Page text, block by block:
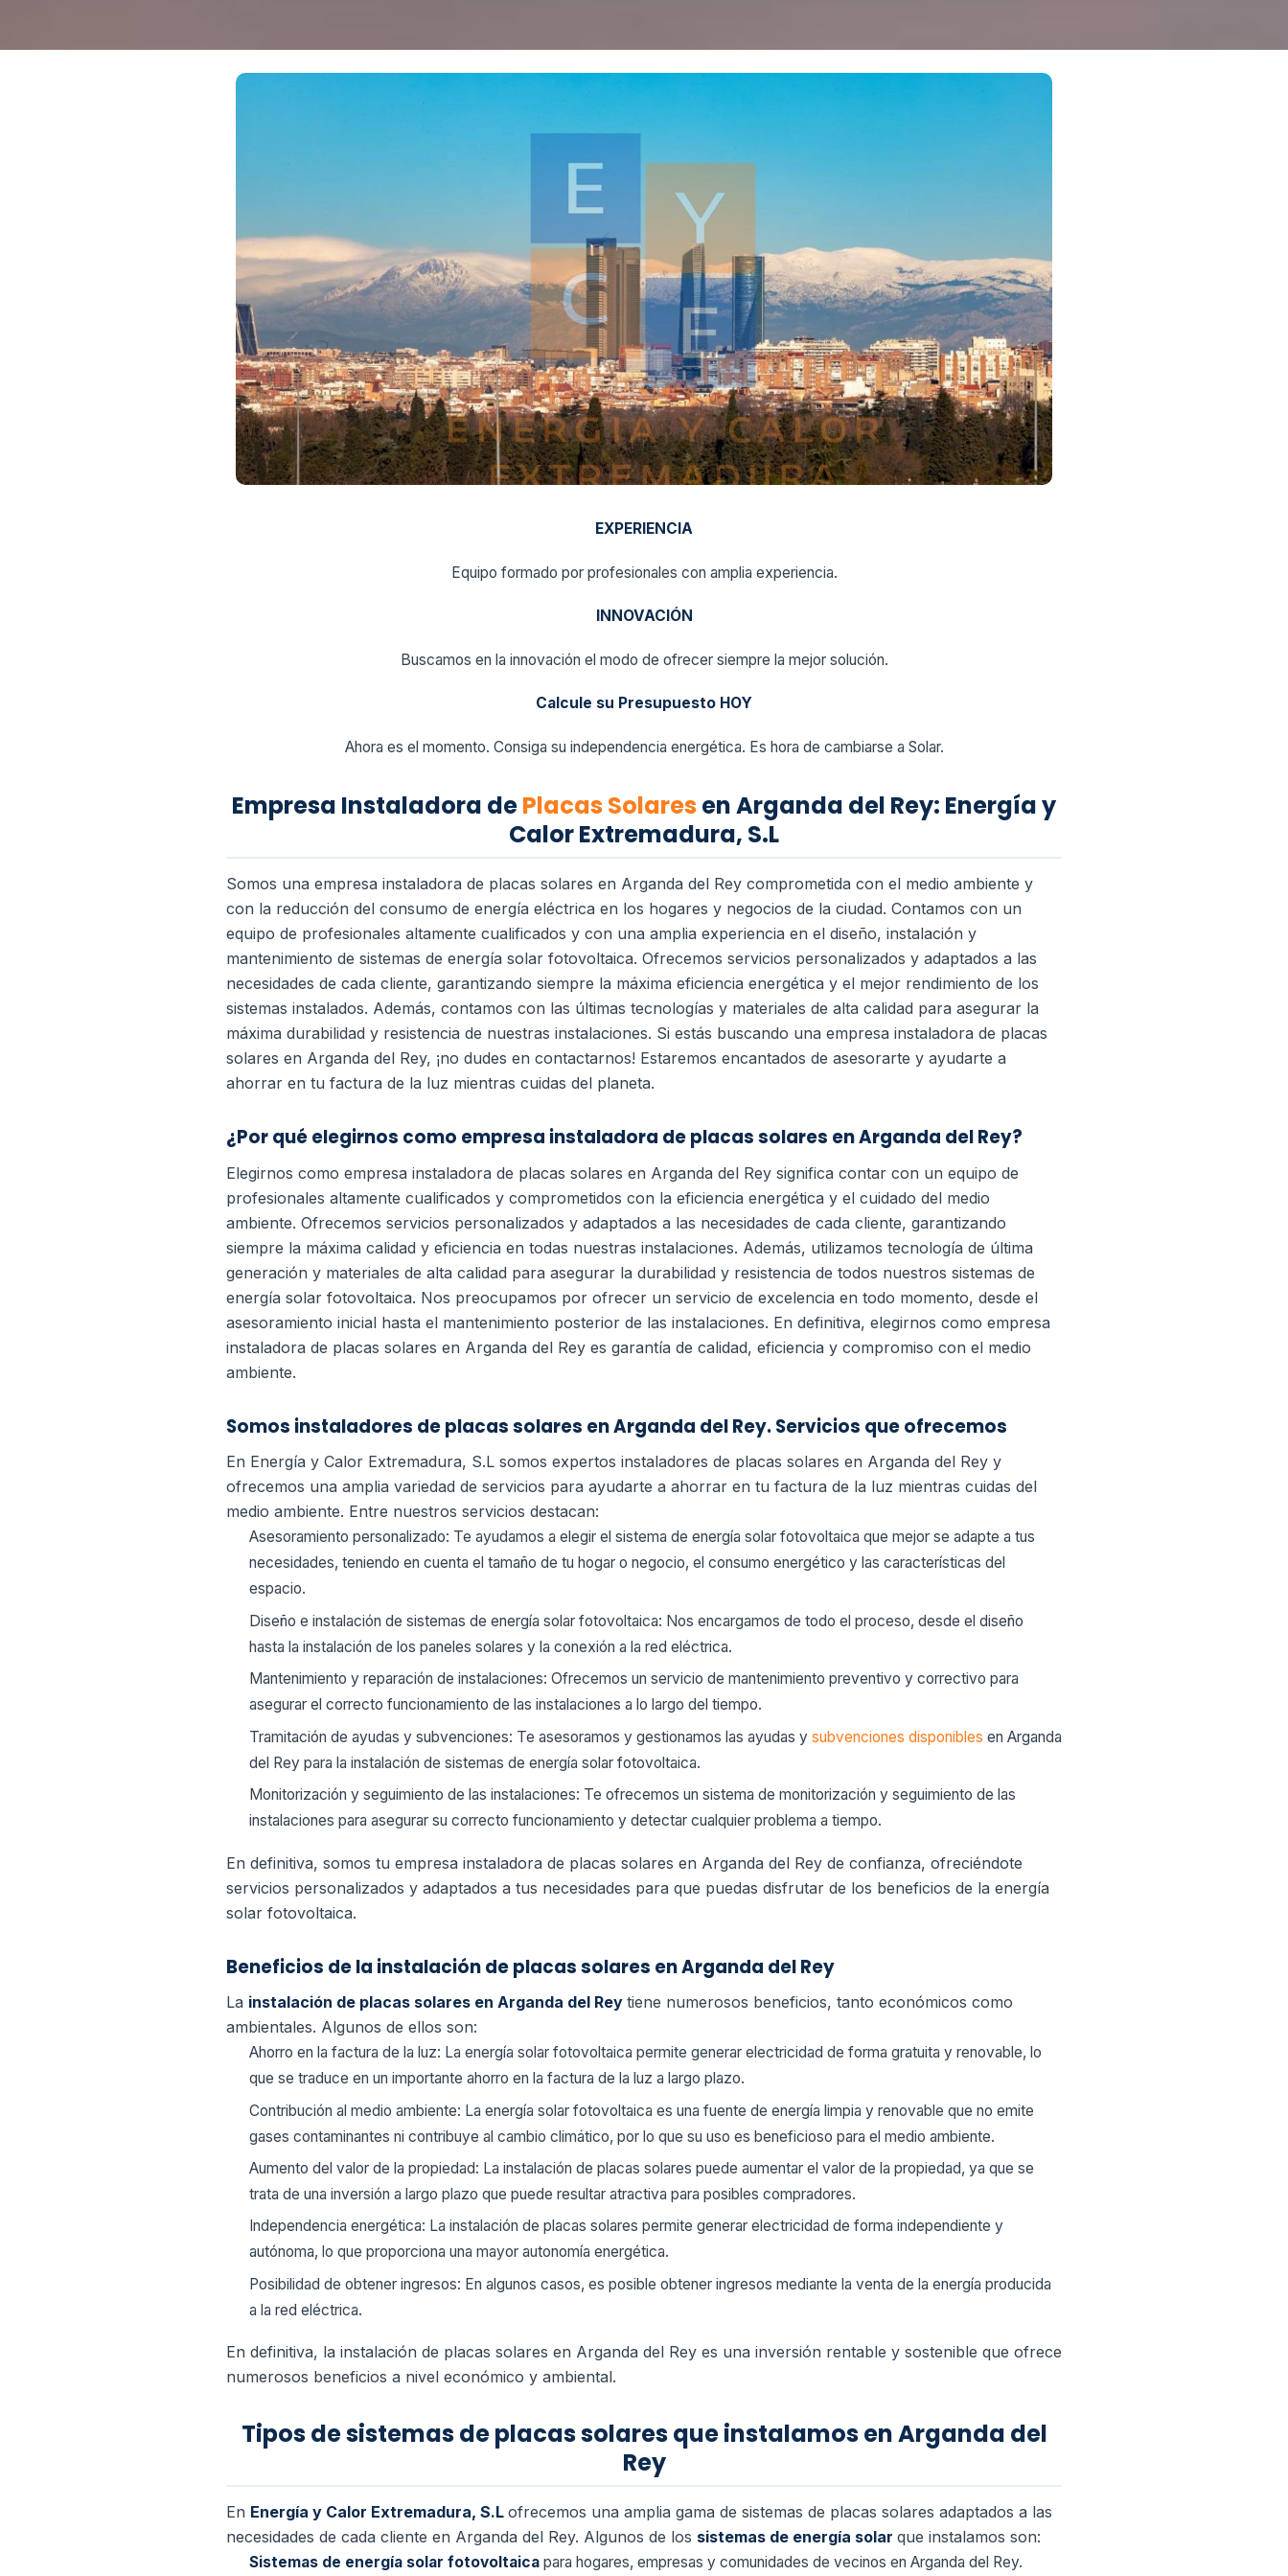
EXPERIENCIA
Equipo formado por profesionales con amplia experiencia.
INNOVACIÓN
Buscamos en la innovación el modo de ofrecer siempre la mejor solución.
Calcule su Presupuesto HOY
Ahora es el momento. Consiga su independencia energética. Es hora de cambiarse a Solar.
Empresa Instaladora dePlacas Solares en Arganda del Rey: Energía y
Calor Extremadura, S.L
Somos una empresa instaladora de placas solares en Arganda del Rey comprometida con el medio ambiente y
con la reducción del consumo de energía eléctrica en los hogares y negocios de la ciudad. Contamos con un
equipo de profesionales altamente cualificados y con una amplia experiencia en el diseño, instalación y
mantenimiento de sistemas de energía solar fotovoltaica. Ofrecemos servicios personalizados y adaptados a las
necesidades de cada cliente, garantizando siempre la máxima eficiencia energética y el mejor rendimiento de los
sistemas instalados. Además, contamos con las últimas tecnologías y materiales de alta calidad para asegurar la
máxima durabilidad y resistencia de nuestras instalaciones. Si estás buscando una empresa instaladora de placas
solares en Arganda del Rey, ¡no dudes en contactarnos! Estaremos encantados de asesorarte y ayudarte a
ahorrar en tu factura de la luz mientras cuidas del planeta.
¿Por qué elegirnos como empresa instaladora de placas solares en Arganda del Rey?
Elegirnos como empresa instaladora de placas solares en Arganda del Rey significa contar con un equipo de
profesionales altamente cualificados y comprometidos con la eficiencia energética y el cuidado del medio
ambiente. Ofrecemos servicios personalizados y adaptados a las necesidades de cada cliente, garantizando
siempre la máxima calidad y eficiencia en todas nuestras instalaciones. Además, utilizamos tecnología de última
generación y materiales de alta calidad para asegurar la durabilidad y resistencia de todos nuestros sistemas de
energía solar fotovoltaica. Nos preocupamos por ofrecer un servicio de excelencia en todo momento, desde el
asesoramiento inicial hasta el mantenimiento posterior de las instalaciones. En definitiva, elegirnos como empresa
instaladora de placas solares en Arganda del Rey es garantía de calidad, eficiencia y compromiso con el medio
ambiente.
Somos instaladores de placas solares en Arganda del Rey. Servicios que ofrecemos
En Energía y Calor Extremadura, S.L somos expertos instaladores de placas solares en Arganda del Rey y
ofrecemos una amplia variedad de servicios para ayudarte a ahorrar en tu factura de la luz mientras cuidas del
medio ambiente. Entre nuestros servicios destacan:
Asesoramiento personalizado: Te ayudamos a elegir el sistema de energía solar fotovoltaica que mejor se adapte a tus
necesidades, teniendo en cuenta el tamaño de tu hogar o negocio, el consumo energético y las características del
espacio.
Diseño e instalación de sistemas de energía solar fotovoltaica: Nos encargamos de todo el proceso, desde el diseño
hasta la instalación de los paneles solares y la conexión a la red eléctrica.
Mantenimiento y reparación de instalaciones: Ofrecemos un servicio de mantenimiento preventivo y correctivo para
asegurar el correcto funcionamiento de las instalaciones a lo largo del tiempo.
Tramitación de ayudas y subvenciones: Te asesoramos y gestionamos las ayudas y subvenciones disponibles en Arganda
del Rey para la instalación de sistemas de energía solar fotovoltaica.
Monitorización y seguimiento de las instalaciones: Te ofrecemos un sistema de monitorización y seguimiento de las
instalaciones para asegurar su correcto funcionamiento y detectar cualquier problema a tiempo.
En definitiva, somos tu empresa instaladora de placas solares en Arganda del Rey de confianza, ofreciéndote
servicios personalizados y adaptados a tus necesidades para que puedas disfrutar de los beneficios de la energía
solar fotovoltaica.
Beneficios de la instalación de placas solares en Arganda del Rey
La instalación de placas solares en Arganda del Rey tiene numerosos beneficios, tanto económicos como
ambientales. Algunos de ellos son:
Ahorro en la factura de la luz: La energía solar fotovoltaica permite generar electricidad de forma gratuita y renovable, lo
que se traduce en un importante ahorro en la factura de la luz a largo plazo.
Contribución al medio ambiente: La energía solar fotovoltaica es una fuente de energía limpia y renovable que no emite
gases contaminantes ni contribuye al cambio climático, por lo que su uso es beneficioso para el medio ambiente.
Aumento del valor de la propiedad: La instalación de placas solares puede aumentar el valor de la propiedad, ya que se
trata de una inversión a largo plazo que puede resultar atractiva para posibles compradores.
Independencia energética: La instalación de placas solares permite generar electricidad de forma independiente y
autónoma, lo que proporciona una mayor autonomía energética.
Posibilidad de obtener ingresos: En algunos casos, es posible obtener ingresos mediante la venta de la energía producida
a la red eléctrica.
En definitiva, la instalación de placas solares en Arganda del Rey es una inversión rentable y sostenible que ofrece
numerosos beneficios a nivel económico y ambiental.
Tipos de sistemas de placas solares que instalamos en Arganda del
Rey
En Energía y Calor Extremadura, S.L ofrecemos una amplia gama de sistemas de placas solares adaptados a las
necesidades de cada cliente en Arganda del Rey. Algunos de los sistemas de energía solar que instalamos son:
Sistemas de energía solar fotovoltaica para hogares, empresas y comunidades de vecinos en Arganda del Rey.